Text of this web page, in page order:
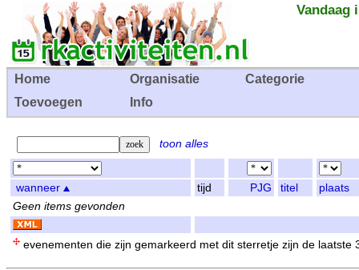
Vandaag
Home Organisatie
Categorie
Toevoegen
Info
toon alles
wanneer tijd PJG titel
plaats
Geen items gevonden
evenementen die zijn gemarkeerd met dit sterretje zijn de laatste